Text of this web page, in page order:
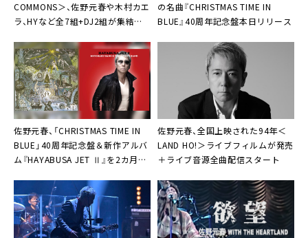
COMMONS＞、佐野元春や木村カエ
ラ、HYなど全7組+DJ2組が集結し
なぐ気持ちを込めて」
の名曲『CHRISTMAS TIME IN
BLUE』40周年記念盤本日リリース
佐野元春、「CHRISTMAS TIME IN
BLUE」40周年記念盤＆新作アルバ
ム『HAYABUSA JET Ⅱ』を2カ月連
佐野元春、全国上映された94年＜
LAND HO!＞ライブフィルムが発売
＋ライブ音源全曲配信スタート